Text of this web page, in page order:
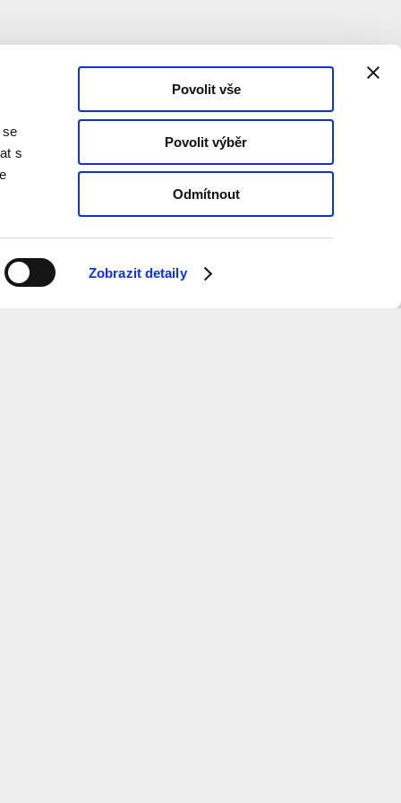
s
Zobrazit detaily
Povolit vše
Povolit výběr
Odmítnout